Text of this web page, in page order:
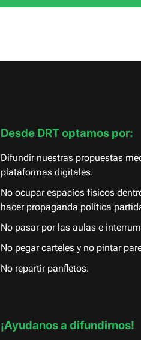
Desde DRT optamos por:
Difundir nuestras propuestas
plataformas digitales.
No ocupar espacios físicos
hacer propaganda política
No pasar por las aulas e
No pegar carteles y no pintar
No repartir panfletos.
¡Ayudanos a difundirnos!